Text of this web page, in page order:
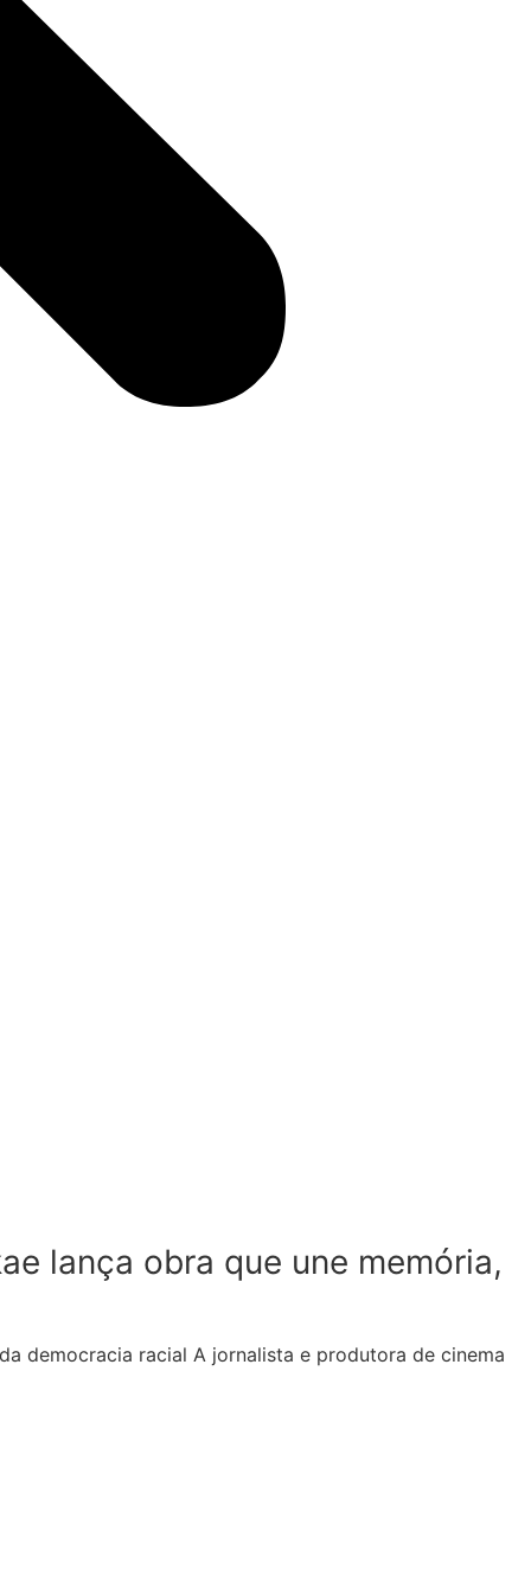
lança obra que une memória,
democracia racial A jornalista e produtora de cinema